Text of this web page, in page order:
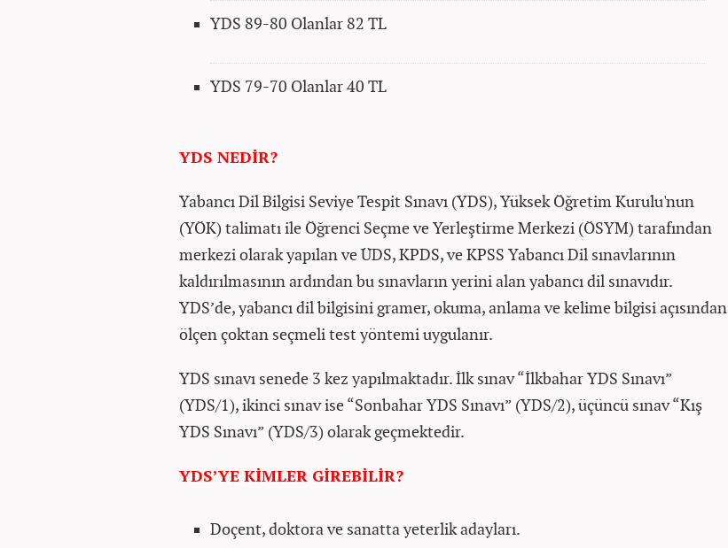
YDS 89-80 Olanlar 82 TL
YDS 79-70 Olanlar 40 TL
YDS NEDİR?
Yabancı Dil Bilgisi Seviye Tespit Sınavı (YDS), Yüksek Öğretim Kurulu'nun
(YÖK) talimatı ile Öğrenci Seçme ve Yerleştirme Merkezi (ÖSYM) tarafından
merkezi olarak yapılan ve ÜDS, KPDS, ve KPSS Yabancı Dil sınavlarının
kaldırılmasının ardından bu sınavların yerini alan yabancı dil sınavıdır.
YDS’de, yabancı dil bilgisini gramer, okuma, anlama ve kelime bilgisi açısından
ölçen çoktan seçmeli test yöntemi uygulanır.
YDS sınavı senede 3 kez yapılmaktadır. İlk sınav “İlkbahar YDS Sınavı”
(YDS/1), ikinci sınav ise “Sonbahar YDS Sınavı” (YDS/2), üçüncü sınav “Kış
YDS Sınavı” (YDS/3) olarak geçmektedir.
YDS’YE KİMLER GİREBİLİR?
Doçent, doktora ve sanatta yeterlik adayları.